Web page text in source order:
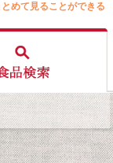
めて見ることができる